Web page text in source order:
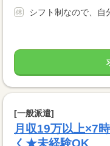
シフト制なので、自
[一般派遣]
月収19万以上×7